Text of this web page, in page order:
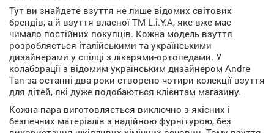
Тут ви знайдете взуття не лише відомих світових
брендів, а й взуття власної ТМ L.i.Y.A, яке вже має
чимало постійних покупців. Кожна модель взуття
розробляється італійськими та українськими
дизайнерами у спілці з лікарями-ортопедами. У
колаборації з відомим українським дизайнером Andre
Tan за останні два роки створено чотири колекції взуття
для дітей, які дуже подобаються клієнтам магазину.
Кожна пара виготовляється виключно з якісних і
безпечних матеріалів з надійною фурнітурою, без